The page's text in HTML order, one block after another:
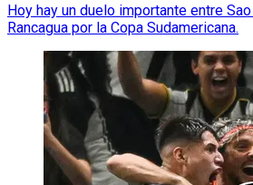
Hoy hay un duelo importante entre
Rancagua por la Copa Sudamericana.